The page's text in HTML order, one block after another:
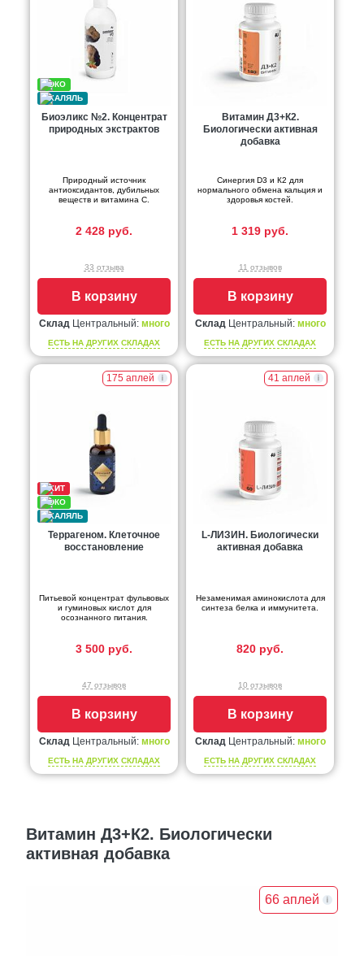
Биоэликс №2. Концентрат
природных экстрактов
Природный источник
антиоксидантов, дубильных
веществ и витамина С.
2 428 руб.
33 отзыва
В корзину
Склад Центральный: много
ЕСТЬ НА ДРУГИХ СКЛАДАХ
Витамин Д3+К2.
Биологически активная
добавка
Синергия D3 и К2 для
нормального обмена кальция и
здоровья костей.
1 319 руб.
11 отзывов
В корзину
Склад Центральный: много
ЕСТЬ НА ДРУГИХ СКЛАДАХ
175 аплей
Террагеном. Клеточное
восстановление
Питьевой концентрат фульвовых
и гуминовых кислот для
осознанного питания.
3 500 руб.
47 отзывов
В корзину
Склад Центральный: много
ЕСТЬ НА ДРУГИХ СКЛАДАХ
41 аплей
L-ЛИЗИН. Биологически
активная добавка
Незаменимая аминокислота для
синтеза белка и иммунитета.
820 руб.
10 отзывов
В корзину
Склад Центральный: много
ЕСТЬ НА ДРУГИХ СКЛАДАХ
Витамин Д3+К2. Биологически
активная добавка
66 аплей